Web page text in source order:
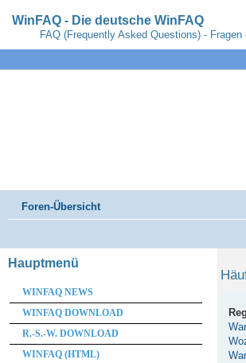
WinFAQ - Die deutsche WinFAQ
FAQ (Frequently Asked Questions) - Fragen
Foren-Übersicht
Hauptmenü
WINFAQ NEWS
WINFAQ DOWNLOAD
R.-S.-W. DOWNLOAD
WINFAQ (HTML)